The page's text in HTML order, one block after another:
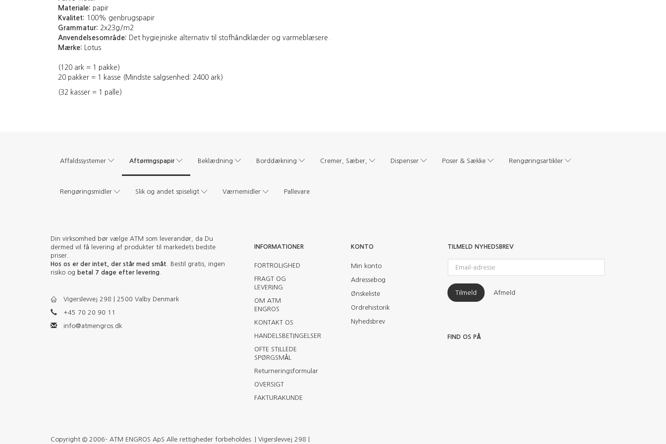
Materiale: papir
Kvalitet: 100% genbrugspapir
Grammatur: 2x23g/m2
Anvendelsesområde: Det hygiejniske alternativ til stofhåndklæder og varmeblæsere.
Mærke: Lotus
(120 ark = 1 pakke)
20 pakker = 1 kasse (Mindste salgsenhed: 2400 ark)
(32 kasser = 1 palle)
Affaldssystemer Aftørringspapir Beklædning Borddækning Cremer, Sæber, Dispenser Poser & Sække Rengøringsartikler
Rengøringsmidler Slik og andet spiseligt Værnemidler Pallevare
Din virksomhed bør vælge ATM som leverandør, da Du
dermed vil få levering af produkter til markedets bedste
priser.
Hos os er der intet, der står med småt . Bestil gratis, ingen
risiko og betal 7 dage efter levering
Vigerslevvej 298 | 2500 Valby Denmark
+45 70 20 90 11
info@atmengros.dk
INFORMATIONER
FORTROLIGHED
FRAGT OG
LEVERING
OM ATM
ENGROS
KONTAKT OS
HANDELSBETINGELSER
OFTE STILLEDE
SPØRGSMÅL
Returneringsformular
OVERSIGT
FAKTURAKUNDE
KONTO
Min konto
Adressebog
Ønskeliste
Ordrehistorik
Nyhedsbrev
TILMELD NYHEDSBREV
adresse
Tilmeld Afmeld
FIND OS PÅ
Copyright © 2006– ATM ENGROS ApS Alle rettigheder forbeholdes. | Vigerslevvej 298 |